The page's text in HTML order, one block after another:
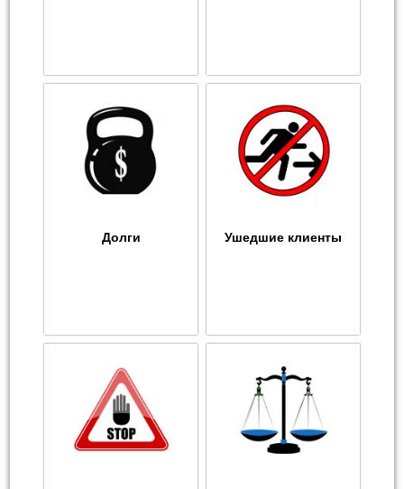
Долги Ушедшие клиенты